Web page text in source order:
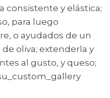
consistente y elástica;
para luego
o ayudados de un
oliva; extenderla y
al gusto, y queso;